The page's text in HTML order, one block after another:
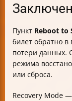
Пункт Reboot to
билет обратно
потери данных.
режима
или сброса.
Recovery Mode